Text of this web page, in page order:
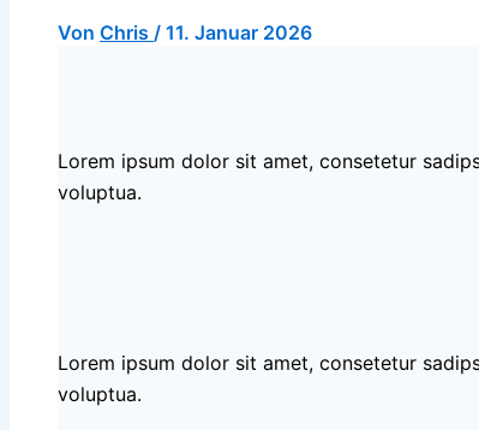
Von Chris / 11. Januar 2026
Lorem ipsum dolor sit amet, consetetur
voluptua.
Lorem ipsum dolor sit amet, consetetur
voluptua.